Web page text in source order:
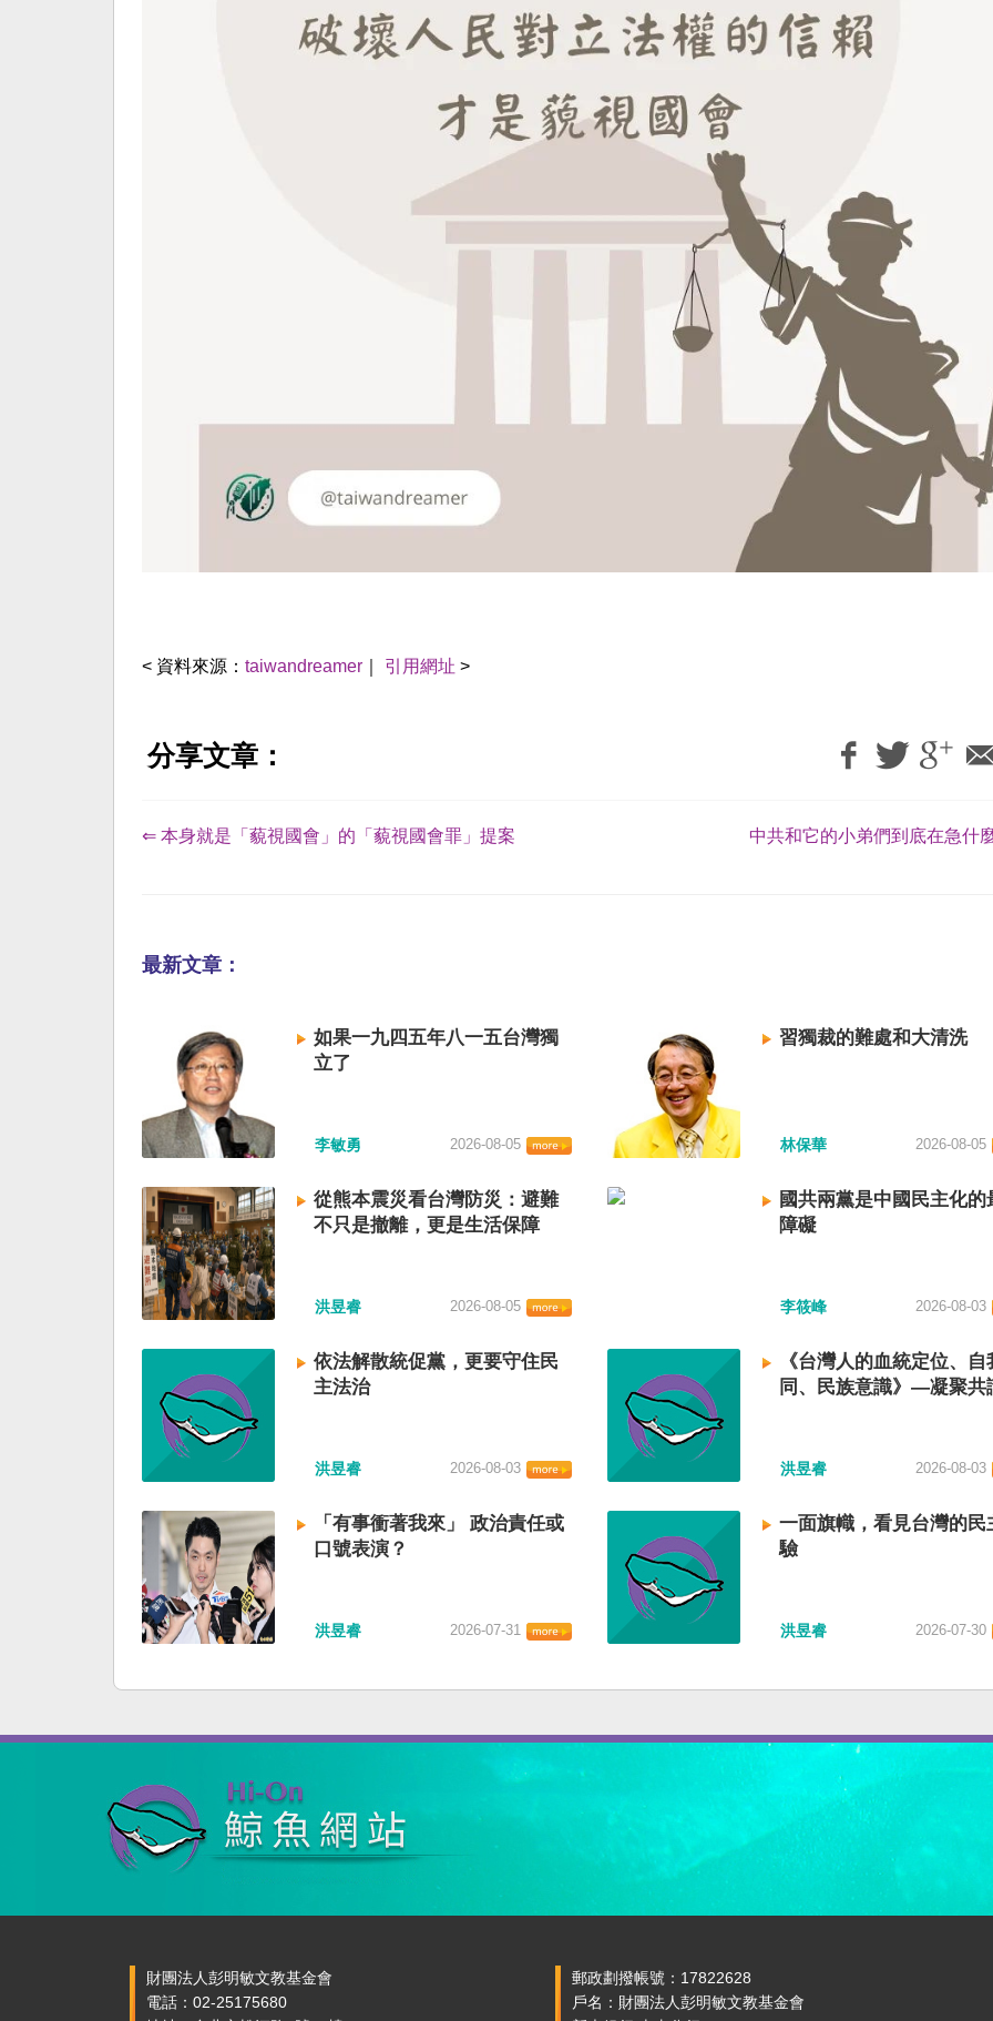
< 資料來源： taiwandreamer 引用網址 >
分享文章：
⇐ 本身就是「藐視國會」的「藐視國會罪」提案 中共和它的小弟們到底在急什
最新文章：
如果一九四五年八一五台灣獨
立了
李敏勇 2026-08-05
習獨裁的難處和大清洗
林保華 2026-08-05
從熊本震災看台灣防災：避難
不只是撤離，更是生活保障
洪昱睿 2026-08-05
國共兩黨是中國民主化的
障礙
李筱峰 2026-08-03
依法解散統促黨，更要守住民
主法治
洪昱睿 2026-08-03
《台灣人的血統定位、自
同、民族意識》—凝聚共
洪昱睿 2026-08-03
「有事衝著我來」 政治責任或
口號表演？
洪昱睿 2026-07-31
一面旗幟，看見台灣的民
驗
洪昱睿 2026-07-30
財團法人彭明敏文教基金會
電話：02-25175680
郵政劃撥帳號：17822628
戶名：財團法人彭明敏文教基金會